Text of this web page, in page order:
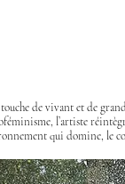
de vivant et de
l’artiste
qui domine, le